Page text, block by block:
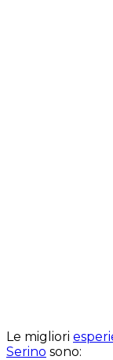
Le migliori
Serino sono: